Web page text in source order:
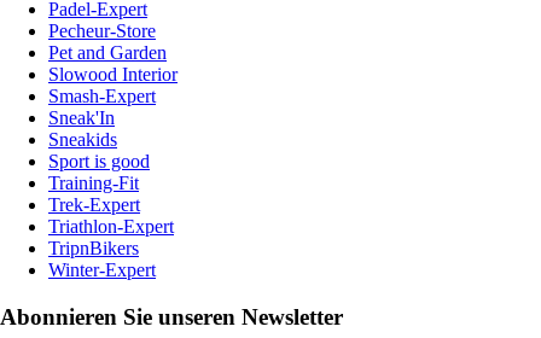
Padel-Expert
Pecheur-Store
Pet and Garden
Slowood Interior
Smash-Expert
Sneak'In
Sneakids
Sport is good
Training-Fit
Trek-Expert
Triathlon-Expert
TripnBikers
Winter-Expert
Abonnieren Sie unseren Newsletter